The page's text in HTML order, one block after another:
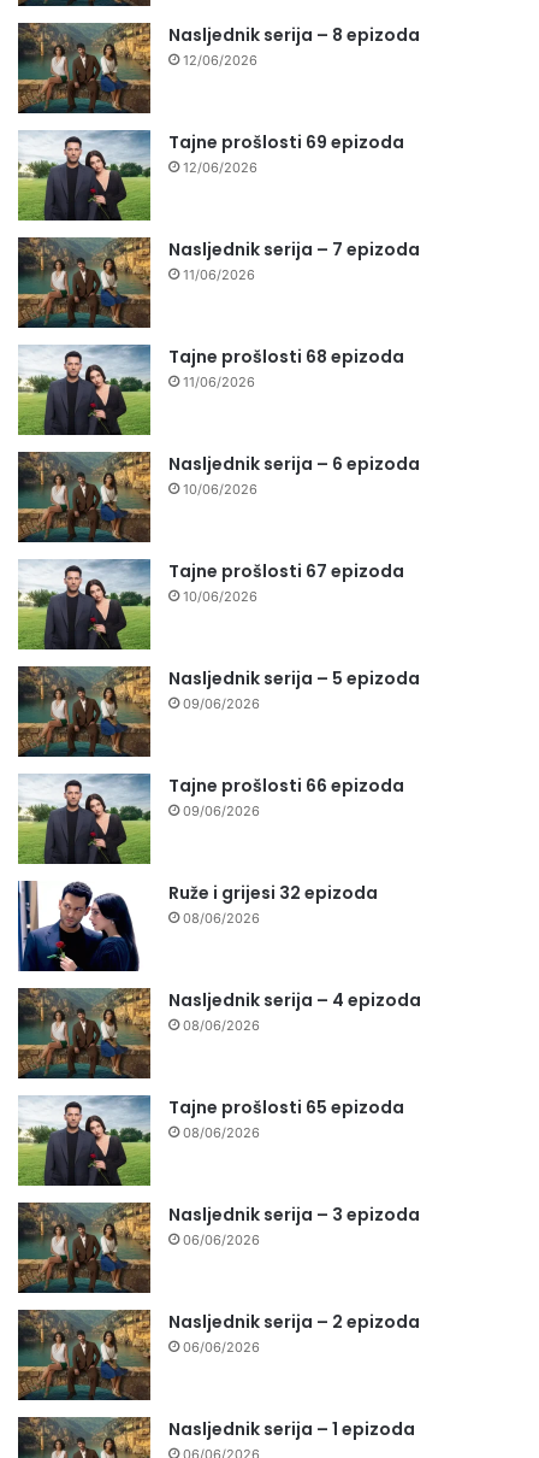
Nasljednik serija – 8 epizoda
12/06/2026
Tajne prošlosti 69 epizoda
12/06/2026
Nasljednik serija – 7 epizoda
11/06/2026
Tajne prošlosti 68 epizoda
11/06/2026
Nasljednik serija – 6 epizoda
10/06/2026
Tajne prošlosti 67 epizoda
10/06/2026
Nasljednik serija – 5 epizoda
09/06/2026
Tajne prošlosti 66 epizoda
09/06/2026
Ruže i grijesi 32 epizoda
08/06/2026
Nasljednik serija – 4 epizoda
08/06/2026
Tajne prošlosti 65 epizoda
08/06/2026
Nasljednik serija – 3 epizoda
06/06/2026
Nasljednik serija – 2 epizoda
06/06/2026
Nasljednik serija – 1 epizoda
06/06/2026